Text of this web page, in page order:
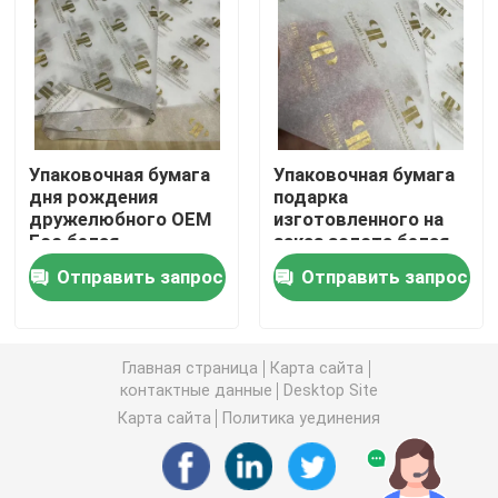
Печатание книжки с картинками
Печатание тетради книга в твердой обложке
напечатанные бумажные сумки
Обслуживания печатания учебника
Printable английский словарь
Printable настольный календарь
Упаковочная бумага
дня рождения
дружелюбного OEM
Eco белая
штемпелевать 27,5
дюймов
Отправить запрос
Упаковочная бумага
подарка
изготовленного на
заказ золота белая
на свадьба 70 x
50cm дня рождения
Отправить запрос
Главная страница
Карта сайта
контактные данные
Desktop Site
Карта сайта
Политика уединения